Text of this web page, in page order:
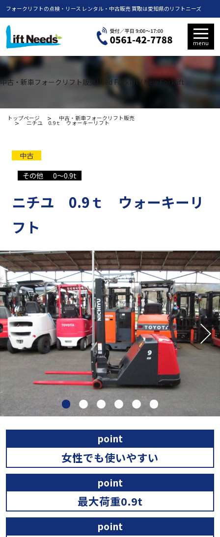
フォークリフトの点検・リース レンタル・中古販売 買取は愛知県のリフトニーズ
menu
中古・新車フォークリフト販売 Used Forklift / New Forklift
トップページ 中古・新車フォークリフト販売
ニチユ 0.9ｔ ウォーキーリフト
中古
その他
0〜0.9t
ニチユ 0.9ｔ ウォーキーリ
フト
point
女性でも使いやすい
point
最大荷重0.9t
point